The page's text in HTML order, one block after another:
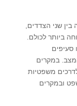
שני הצדדים,
ביותר לכולם.
סעיפים
במקרים
משפטיות
ובמקרים